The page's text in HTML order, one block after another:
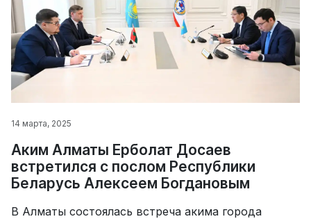
14 марта, 2025
Аким Алматы Ерболат Досаев
встретился с послом Республики
Беларусь Алексеем Богдановым
В Алматы состоялась встреча акима города